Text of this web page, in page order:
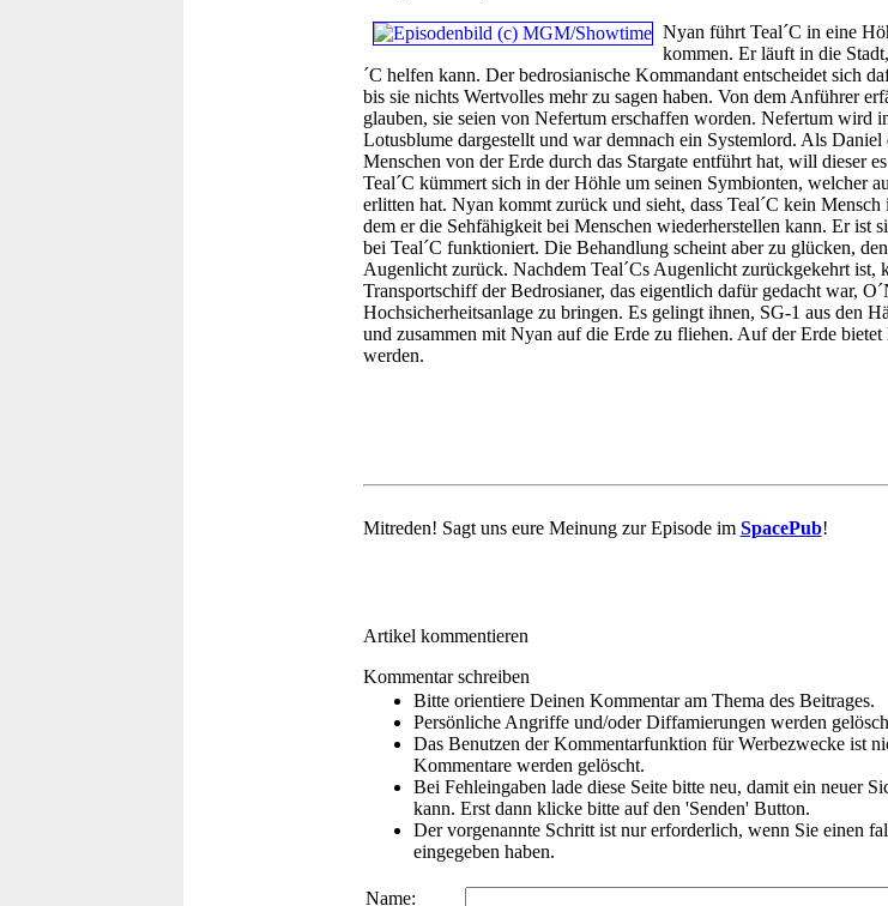
Nyan führt Teal´C in eine
kommen. Er läuft in die
´C helfen kann. Der bedrosianische Kommandant entscheidet sich
bis sie nichts Wertvolles mehr zu sagen haben. Von dem Anführer
glauben, sie seien von Nefertum erschaffen worden. Nefertum wird
Lotusblume dargestellt und war demnach ein Systemlord. Als
Menschen von der Erde durch das Stargate entführt hat, will dieser
Teal´C kümmert sich in der Höhle um seinen Symbionten, welcher
erlitten hat. Nyan kommt zurück und sieht, dass Teal´C kein
dem er die Sehfähigkeit bei Menschen wiederherstellen kann. Er ist
bei Teal´C funktioniert. Die Behandlung scheint aber zu glücken,
Augenlicht zurück. Nachdem Teal´Cs Augenlicht zurückgekehrt ist,
Transportschiff der Bedrosianer, das eigentlich dafür gedacht war,
Hochsicherheitsanlage zu bringen. Es gelingt ihnen, SG-1 aus den
und zusammen mit Nyan auf die Erde zu fliehen. Auf der Erde
werden.
Mitreden! Sagt uns eure Meinung zur Episode im SpacePub!
Artikel kommentieren
Kommentar schreiben
Bitte orientiere Deinen Kommentar am Thema des Beitrages.
Persönliche Angriffe und/oder Diffamierungen werden
Das Benutzen der Kommentarfunktion für Werbezwecke ist
Kommentare werden gelöscht.
Bei Fehleingaben lade diese Seite bitte neu, damit ein neuer
kann. Erst dann klicke bitte auf den 'Senden' Button.
Der vorgenannte Schritt ist nur erforderlich, wenn Sie einen
eingegeben haben.
Name: